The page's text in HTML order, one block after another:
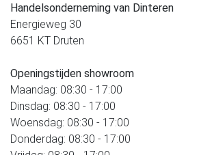
Handelsonderneming van Dinteren
Energieweg 30
6651 KT Druten
Openingstijden showroom
Maandag: 08:30 - 17:00
Dinsdag: 08:30 - 17:00
Woensdag: 08:30 - 17:00
Donderdag: 08:30 - 17:00